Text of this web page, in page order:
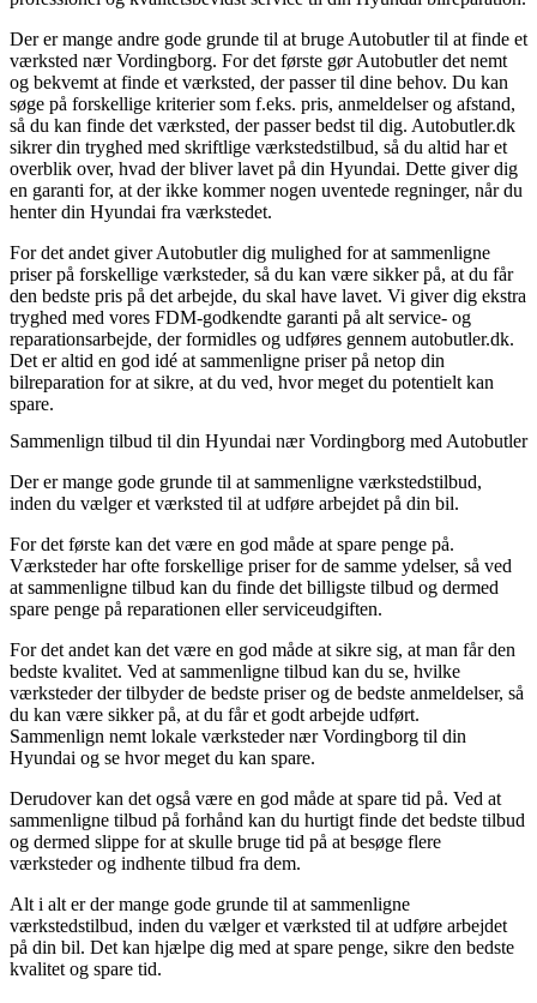
Der er mange andre gode grunde til at bruge Autobutler til at finde et
værksted nær Vordingborg. For det første gør Autobutler det nemt
og bekvemt at finde et værksted, der passer til dine behov. Du kan
søge på forskellige kriterier som f.eks. pris, anmeldelser og afstand,
så du kan finde det værksted, der passer bedst til dig. Autobutler.dk
sikrer din tryghed med skriftlige værkstedstilbud, så du altid har et
overblik over, hvad der bliver lavet på din Hyundai. Dette giver dig
en garanti for, at der ikke kommer nogen uventede regninger, når du
henter din Hyundai fra værkstedet.
For det andet giver Autobutler dig mulighed for at sammenligne
priser på forskellige værksteder, så du kan være sikker på, at du får
den bedste pris på det arbejde, du skal have lavet. Vi giver dig ekstra
tryghed med vores FDM-godkendte garanti på alt service- og
reparationsarbejde, der formidles og udføres gennem autobutler.dk.
Det er altid en god idé at sammenligne priser på netop din
bilreparation for at sikre, at du ved, hvor meget du potentielt kan
spare.
Sammenlign tilbud til din Hyundai nær Vordingborg med Autobutler
Der er mange gode grunde til at sammenligne værkstedstilbud,
inden du vælger et værksted til at udføre arbejdet på din bil.
For det første kan det være en god måde at spare penge på.
Værksteder har ofte forskellige priser for de samme ydelser, så ved
at sammenligne tilbud kan du finde det billigste tilbud og dermed
spare penge på reparationen eller serviceudgiften.
For det andet kan det være en god måde at sikre sig, at man får den
bedste kvalitet. Ved at sammenligne tilbud kan du se, hvilke
værksteder der tilbyder de bedste priser og de bedste anmeldelser, så
du kan være sikker på, at du får et godt arbejde udført.
Sammenlign nemt lokale værksteder nær Vordingborg til din
Hyundai og se hvor meget du kan spare.
Derudover kan det også være en god måde at spare tid på. Ved at
sammenligne tilbud på forhånd kan du hurtigt finde det bedste tilbud
og dermed slippe for at skulle bruge tid på at besøge flere
værksteder og indhente tilbud fra dem.
Alt i alt er der mange gode grunde til at sammenligne
værkstedstilbud, inden du vælger et værksted til at udføre arbejdet
på din bil. Det kan hjælpe dig med at spare penge, sikre den bedste
kvalitet og spare tid.